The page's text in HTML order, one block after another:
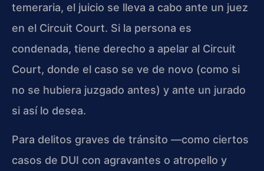
temeraria, el juicio se lleva a cabo ante un juez
en el Circuit Court. Si la persona es
condenada, tiene derecho a apelar al Circuit
Court, donde el caso se ve de novo (como si
no se hubiera juzgado antes) y ante un jurado
si así lo desea.
Para delitos graves de tránsito —como ciertos
casos de DUI con agravantes o atropello y